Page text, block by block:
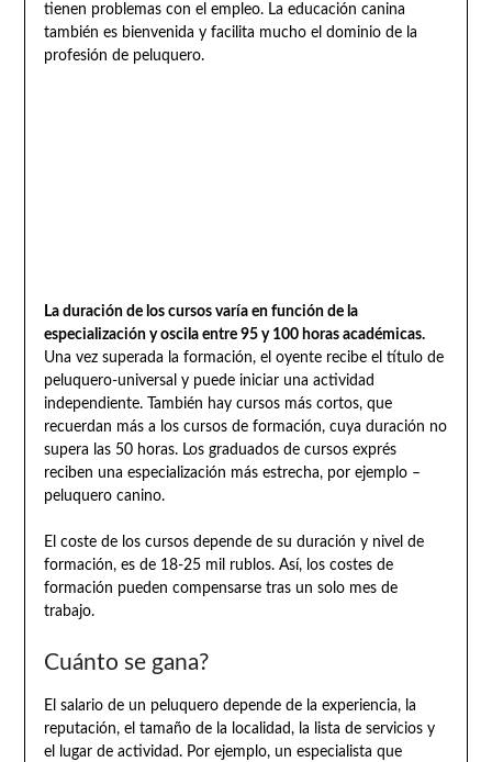
tienen problemas con el empleo. La educación canina
también es bienvenida y facilita mucho el dominio de la
profesión de peluquero.
La duración de los cursos varía en función de la
especialización y oscila entre 95 y 100 horas académicas.
Una vez superada la formación, el oyente recibe el título de
peluquero-universal y puede iniciar una actividad
independiente. También hay cursos más cortos, que
recuerdan más a los cursos de formación, cuya duración no
supera las 50 horas. Los graduados de cursos exprés
reciben una especialización más estrecha, por ejemplo –
peluquero canino.
El coste de los cursos depende de su duración y nivel de
formación, es de 18-25 mil rublos. Así, los costes de
formación pueden compensarse tras un solo mes de
trabajo.
Cuánto se gana?
El salario de un peluquero depende de la experiencia, la
reputación, el tamaño de la localidad, la lista de servicios y
el lugar de actividad. Por ejemplo, un especialista que